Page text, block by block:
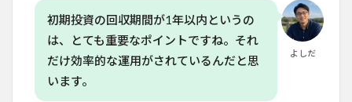
6.2
Q. 移
飼育
の初
よしだ
初期投資の回収期間が1年以内というの
は、とても重要なポイントですね。それ
だけ効率的な運用がされているんだと思
います。